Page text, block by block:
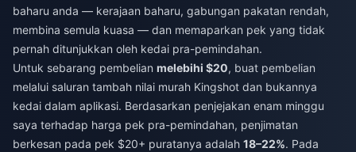
baharu anda — kerajaan baharu, gabungan pakatan rendah,
membina semula kuasa — dan memaparkan pek yang tidak
pernah ditunjukkan oleh kedai pra-pemindahan.
Untuk sebarang pembelian melebihi $20, buat pembelian
melalui saluran tambah nilai murah Kingshot dan bukannya
kedai dalam aplikasi. Berdasarkan penjejakan enam minggu
saya terhadap harga pek pra-pemindahan, penjimatan
berkesan pada pek $20+ puratanya adalah 18–22%. Pada